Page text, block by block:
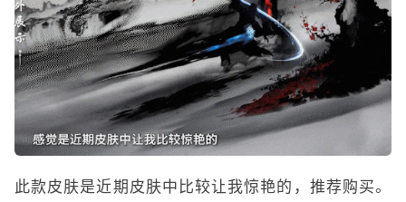
此款皮肤是近期皮肤中比较让我惊艳的，推荐购买。